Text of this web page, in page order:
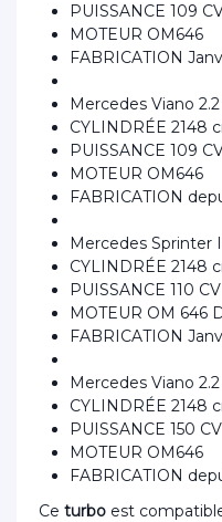
PUISSANCE 109
MOTEUR OM646
FABRICATION
Mercedes Viano 2.2
CYLINDRÉE 2148
PUISSANCE 109
MOTEUR OM646
FABRICATION
Mercedes Sprinter
CYLINDRÉE 2148
PUISSANCE 110 CV
MOTEUR OM 646
FABRICATION
Mercedes Viano 2.2
CYLINDRÉE 2148
PUISSANCE 150 CV
MOTEUR OM646
FABRICATION
Ce turbo est